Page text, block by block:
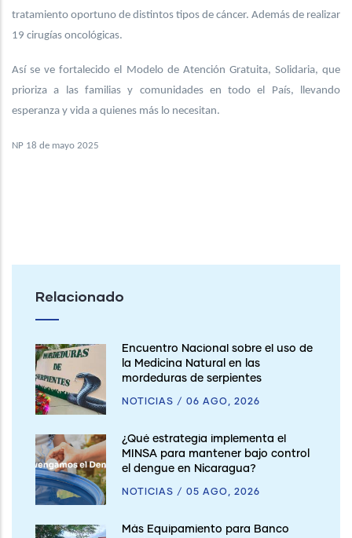
tratamiento oportuno de distintos tipos de cáncer. Además de realizar
19 cirugías oncológicas.
Así se ve fortalecido el Modelo de Atención Gratuita, Solidaria, que
prioriza a las familias y comunidades en todo el País, llevando
esperanza y vida a quienes más lo necesitan.
NP 18 de mayo 2025
Relacionado
Encuentro Nacional sobre el uso de
la Medicina Natural en las
mordeduras de serpientes
NOTICIAS / 06 AGO, 2026
¿Qué estrategia implementa el
MINSA para mantener bajo control
el dengue en Nicaragua?
NOTICIAS / 05 AGO, 2026
Más Equipamiento para Banco